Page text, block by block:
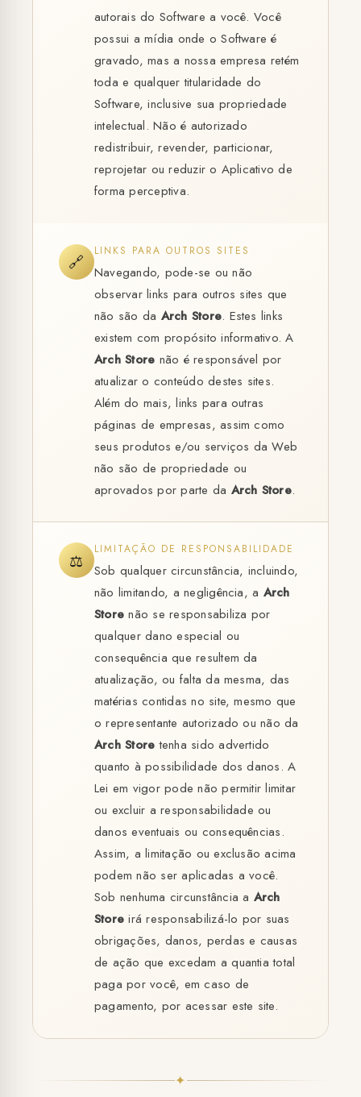
autorais do Software a você. Você
possui a mídia onde o Software é
gravado, mas a nossa empresa retém
toda e qualquer titularidade do
Software, inclusive sua propriedade
intelectual. Não é autorizado
redistribuir, revender, particionar,
reprojetar ou reduzir o Aplicativo de
forma perceptiva.
🔗
LINKS PARA OUTROS SITES
Navegando, pode-se ou não
observar links para outros sites que
não são da Arch Store. Estes links
existem com propósito informativo. A
Arch Store não é responsável por
atualizar o conteúdo destes sites.
Além do mais, links para outras
páginas de empresas, assim como
seus produtos e/ou serviços da Web
não são de propriedade ou
aprovados por parte da Arch Store.
⚖️
LIMITAÇÃO DE RESPONSABILIDADE
Sob qualquer circunstância, incluindo,
não limitando, a negligência, a Arch
Store não se responsabiliza por
qualquer dano especial ou
consequência que resultem da
atualização, ou falta da mesma, das
matérias contidas no site, mesmo que
o representante autorizado ou não da
Arch Store tenha sido advertido
quanto à possibilidade dos danos. A
Lei em vigor pode não permitir limitar
ou excluir a responsabilidade ou
danos eventuais ou consequências.
Assim, a limitação ou exclusão acima
podem não ser aplicadas a você.
Sob nenhuma circunstância a Arch
Store irá responsabilizá-lo por suas
obrigações, danos, perdas e causas
de ação que excedam a quantia total
paga por você, em caso de
pagamento, por acessar este site.
✦